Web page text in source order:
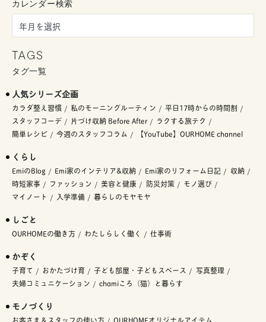
カレンダー検索
TAGS
タグ一覧
人気シリーズ企画
カラダ整え習慣 私のモーニングルーティン
平日17時からの時間割
スタッフコーデ
片づけ収納 Before After
ラクする旅テク
簡単レシピ
今週のスタッフコラム 【YouTube】OURHOME channel
くらし
EmiのBlog Emi家のインテリア&収納 Emi家のリフォーム日記
収納
時短家事
ファッション 美容と健康 防災対策
モノ選び
マイノート
入学準備 暮らしのモヤモヤ
しごと
OURHOMEの働き方 わたしらしく働く 仕事術
かぞく
子育て おかたづけ育 子ども部屋・子どもスペース
写真整理
夫婦コミュニケーション
chamiころ（猫）と暮らす
モノづくり